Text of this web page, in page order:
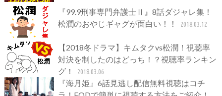
『99.9刑事専門弁護士Ⅱ』8話ダジャレ集！
松潤のおやじギャグが面白い！！
2018.03.12
【2018冬ドラマ】キムタクvs松潤！視聴率
対決を制したのはどっち！？視聴率ランキン
グ！
2018.03.06
『海月姫』6話見逃し配信無料視聴はコチ